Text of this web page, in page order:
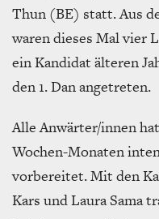
Thun (BE) statt. Aus
waren dieses Mal vier
ein Kandidat älteren
den 1. Dan angetreten.
Alle Anwärter/innen
Wochen-Monaten
vorbereitet. Mit den
Kars und Laura Sama